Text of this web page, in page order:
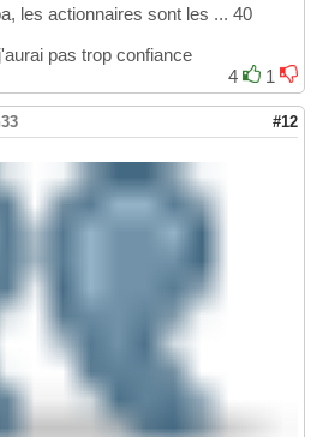
les actionnaires sont les ... 40
pas trop confiance
4
1
#12